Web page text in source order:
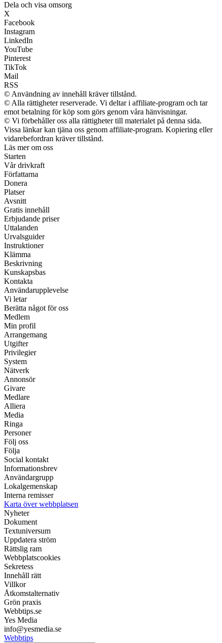
Dela och visa omsorg
X
Facebook
Instagram
LinkedIn
YouTube
Pinterest
TikTok
Mail
RSS
© Användning av innehåll kräver tillstånd.
© Alla rättigheter reserverade. Vi deltar i affiliate-program och tar
emot betalning för köp som görs genom våra hänvisningar.
© Vi förbehåller oss alla rättigheter till materialet på denna sida.
Vissa länkar kan tjäna oss genom affiliate-program. Kopiering eller
vidarebefordran kräver tillstånd.
Läs mer om oss
Starten
Vår drivkraft
Författarna
Donera
Platser
Avsnitt
Gratis innehåll
Erbjudande priser
Uttalanden
Urvalsguider
Instruktioner
Klämma
Beskrivning
Kunskapsbas
Kontakta
Användarupplevelse
Vi letar
Berätta något för oss
Medlem
Min profil
Arrangemang
Utgifter
Privilegier
System
Nätverk
Annonsör
Givare
Medlare
Alliera
Media
Ringa
Personer
Följ oss
Följa
Social kontakt
Informationsbrev
Användargrupp
Lokalgemenskap
Interna remisser
Karta över webbplatsen
Nyheter
Dokument
Textuniversum
Uppdatera ström
Rättslig ram
Webbplatscookies
Sekretess
Innehåll rätt
Villkor
Åtkomstalternativ
Grön praxis
Webbtips.se
Yes Media
info@yesmedia.se
Webbtips